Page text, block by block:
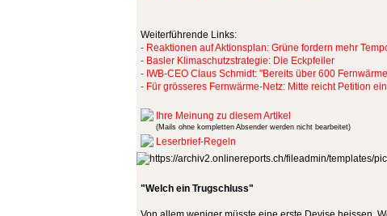
Weiterführende Links:
- Reaktionen auf Aktionsplan: Grüne fordern mehr
- Basler Klimaschutzstrategie: Die Eckpfeiler
- IWB-CEO Claus Schmidt: "Bereits über 600
- Für grösseres Fernwärme-Netz: Mitte reicht Petition ein
Ihre Meinung zu diesem Artikel
(Mails ohne kompletten Absender werden nicht bearbeitet)
Leserbrief-Regeln
"Welch ein Trugschluss"